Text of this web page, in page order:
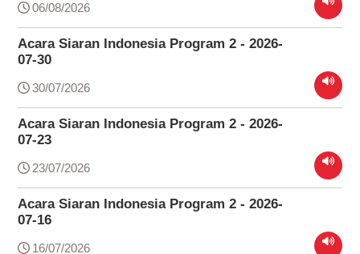
06/08/2026
Acara Siaran Indonesia Program 2 - 2026-
07-30
30/07/2026
Acara Siaran Indonesia Program 2 - 2026-
07-23
23/07/2026
Acara Siaran Indonesia Program 2 - 2026-
07-16
16/07/2026